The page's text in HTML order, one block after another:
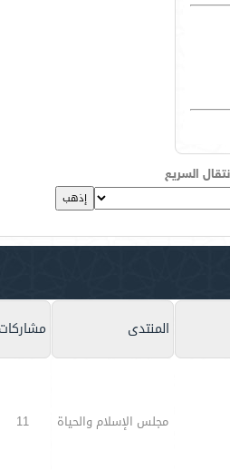
السريع
المنتدى
مجلس الإسلام والحياة 11